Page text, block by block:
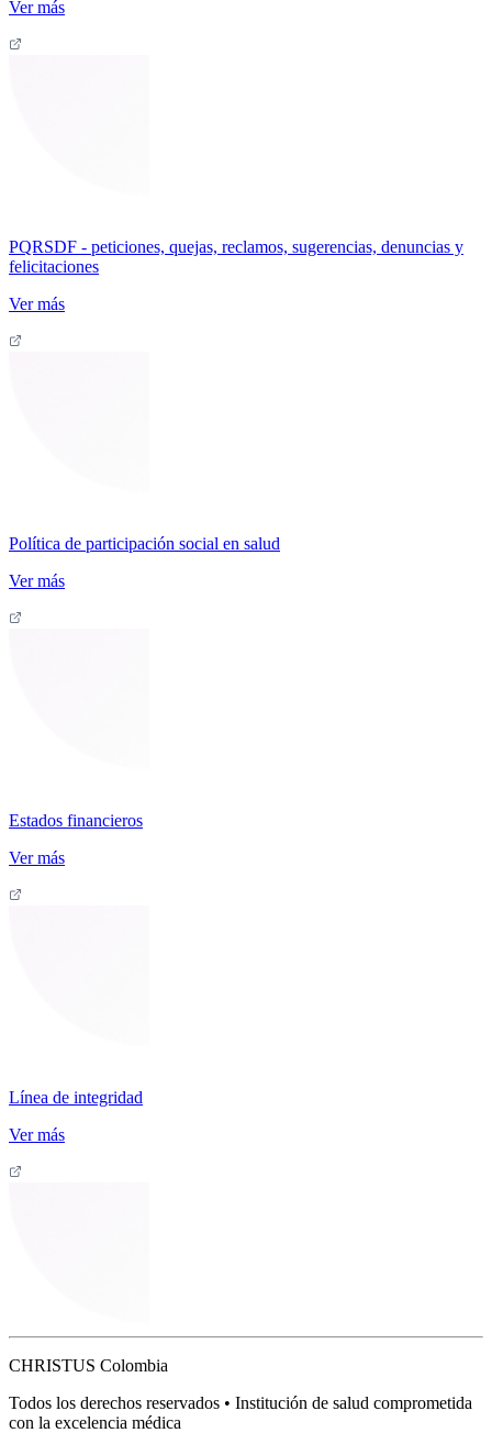
Ver más
PQRSDF - peticiones, quejas, reclamos, sugerencias, denuncias y
felicitaciones
Ver más
Política de participación social en salud
Ver más
Estados financieros
Ver más
Línea de integridad
Ver más
CHRISTUS Colombia
Todos los derechos reservados • Institución de salud comprometida
con la excelencia médica